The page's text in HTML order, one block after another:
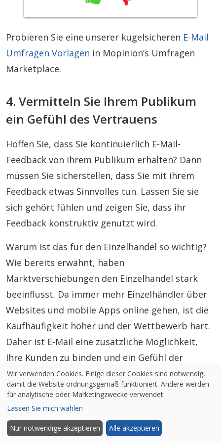
Probieren Sie eine unserer kugelsicheren E-Mail
Umfragen Vorlagen in Mopinion’s Umfragen
Marketplace.
4. Vermitteln Sie Ihrem Publikum
ein Gefühl des Vertrauens
Hoffen Sie, dass Sie kontinuierlich E-Mail-
Feedback von Ihrem Publikum erhalten? Dann
müssen Sie sicherstellen, dass Sie mit ihrem
Feedback etwas Sinnvolles tun. Lassen Sie sie
sich gehört fühlen und zeigen Sie, dass ihr
Feedback konstruktiv genutzt wird.
Warum ist das für den Einzelhandel so wichtig?
Wie bereits erwähnt, haben
Marktverschiebungen den Einzelhandel stark
beeinflusst. Da immer mehr Einzelhändler über
Websites und mobile Apps online gehen, ist die
Kaufhäufigkeit höher und der Wettbewerb hart.
Daher ist E-Mail eine zusätzliche Möglichkeit,
Ihre Kunden zu binden und ein Gefühl der
Loyalität aufzubauen.
Wir verwenden Cookies. Einige dieser Cookies sind notwendig,
damit die Website ordnungsgemäß funktioniert. Andere werden
für analytische oder Marketingzwecke verwendet.
Lassen Sie mich wählen
Nur notwendige akzeptieren Alle akzeptieren